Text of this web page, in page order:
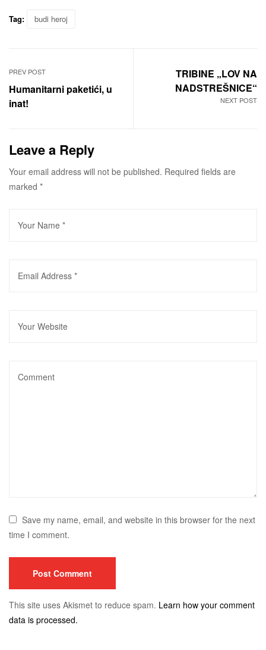
Tag: budi heroj
PREV POST
Humanitarni paketići, u
inat!
NEXT POST
TRIBINE „LOV NA
NADSTREŠNICE“
Leave a Reply
Your email address will not be published. Required fields are
marked *
Save my name, email, and website in this browser for the next
time I comment.
This site uses Akismet to reduce spam. Learn how your comment
data is processed.